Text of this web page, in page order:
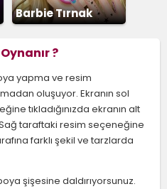
Barbie Tırnak
?
yapma ve resim
oluşuyor. Ekranın sol
tıkladığınızda ekranın alt
taraftaki resim seçeneğine
farklı şekil ve tarzlarda
şişesine daldırıyorsunuz.